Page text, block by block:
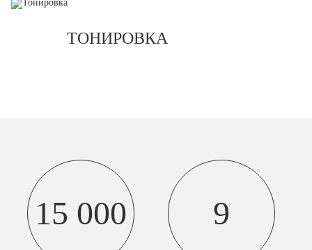
ТОНИРОВКА
15 000 9